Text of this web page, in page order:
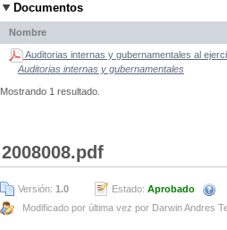
Documentos
Nombre
Auditorias internas y gubernamentales al
Auditorias internas y gubernamentales
Mostrando 1 resultado.
2008008.pdf
Versión: 1.0 Estado: Aprobado
Modificado por última vez por Darwin Andres